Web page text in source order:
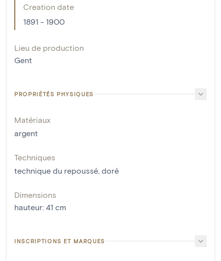
Creation date
1891 - 1900
Lieu de production
Gent
PROPRIÉTÉS PHYSIQUES
Matériaux
argent
Techniques
technique du repoussé doré
Dimensions
hauteur: 41 cm
INSCRIPTIONS ET MARQUES